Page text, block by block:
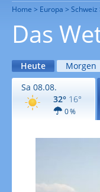
Home Europa Schweiz
Das
Heute Morgen
Sa 08.08.
32° 16°
0 %